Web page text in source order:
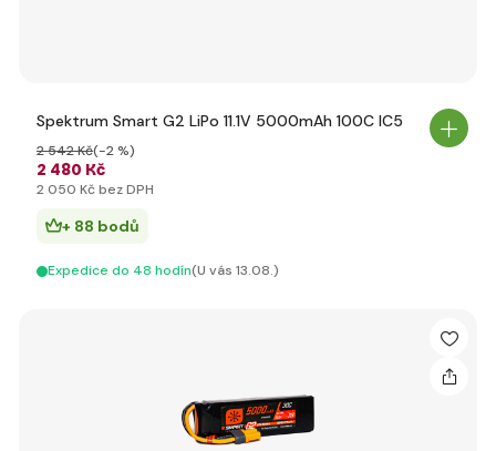
Spektrum Smart G2 LiPo 11.1V 5000mAh 100C IC5
2 480 Kč
2 542 Kč(-2 %)
2 050 Kč bez DPH
+ 88 bodů
Expedice do 48 hodín(U vás 13.08.)